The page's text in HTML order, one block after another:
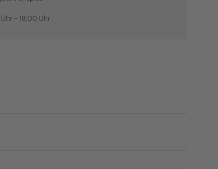
– 18:00 Uhr